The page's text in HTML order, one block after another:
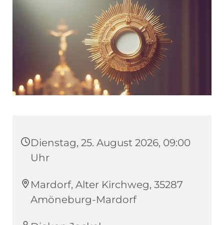
Dienstag, 25. August 2026, 09:00
Uhr
Mardorf, Alter Kirchweg, 35287
Amöneburg-Mardorf